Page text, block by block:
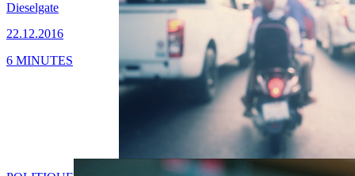
Dieselgate
22.12.2016
6 MINUTES